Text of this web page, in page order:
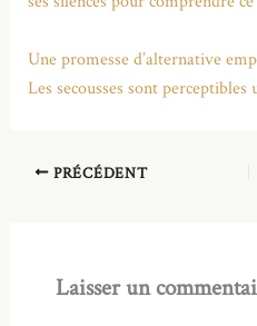
Une promesse d’alternative
Les secousses sont
PRÉCÉDENT
Laisser un